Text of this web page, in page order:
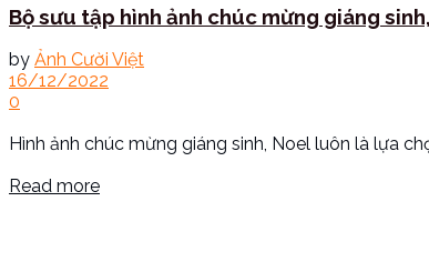
Bộ sưu tập hình ảnh chúc mừng giáng
by Ảnh Cười Việt
16/12/2022
0
Hình ảnh chúc mừng giáng sinh, Noel luôn là lựa
Read more